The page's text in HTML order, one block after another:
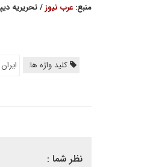
منبع: عرب نیوز/ تحریریه
کلید واژه ها:
نظر شما :